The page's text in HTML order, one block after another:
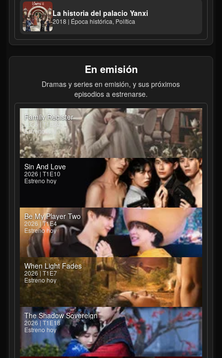
La historia del palacio Yanxi
2018 | Época histórica, Política
En emisión
Dramas y series en emisión, y sus próximos
episodios a estrenarse.
Family Register
2026 | T1E24
Estreno hoy
Sin And Love
2026 | T1E10
Estreno hoy
Be My Player Two
2026 | T1E4
Estreno hoy
When Light Fades
2026 | T1E7
Estreno hoy
The Shadow Sovereign
2026 | T1E18
Estreno hoy